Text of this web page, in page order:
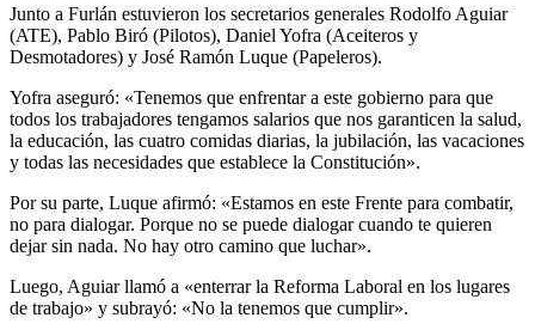
Junto a Furlán estuvieron los secretarios generales Rodolfo Aguiar
(ATE), Pablo Biró (Pilotos), Daniel Yofra (Aceiteros y
Desmotadores) y José Ramón Luque (Papeleros).
Yofra aseguró: «Tenemos que enfrentar a este gobierno para que
todos los trabajadores tengamos salarios que nos garanticen la salud,
la educación, las cuatro comidas diarias, la jubilación, las vacaciones
y todas las necesidades que establece la Constitución».
Por su parte, Luque afirmó: «Estamos en este Frente para combatir,
no para dialogar. Porque no se puede dialogar cuando te quieren
dejar sin nada. No hay otro camino que luchar».
Luego, Aguiar llamó a «enterrar la Reforma Laboral en los lugares
de trabajo» y subrayó: «No la tenemos que cumplir».